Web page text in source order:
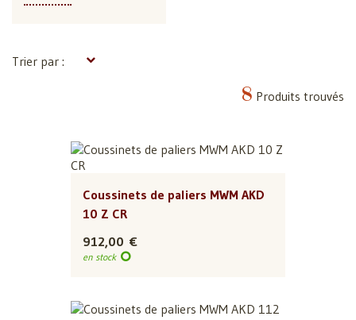
Trier par :
8 Produits trouvés
Coussinets de paliers MWM AKD
10 Z CR
912,00 €
en stock